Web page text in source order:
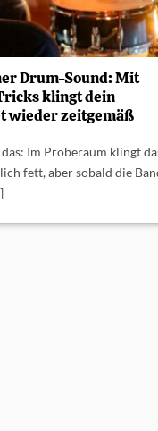
Drum-Sound: Mit
klingt dein
wieder zeitgemäß
das: Im Proberaum klingt
fett, aber sobald die